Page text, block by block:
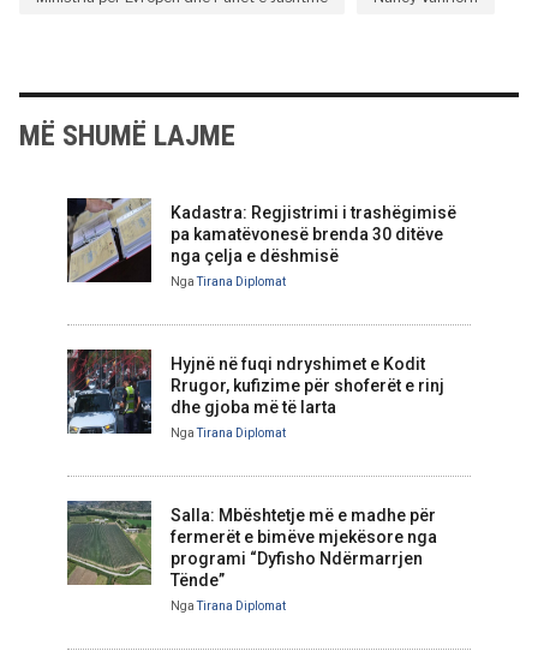
MË SHUMË LAJME
Kadastra: Regjistrimi i trashëgimisë
pa kamatëvonesë brenda 30 ditëve
nga çelja e dëshmisë
Nga Tirana Diplomat
Hyjnë në fuqi ndryshimet e Kodit
Rrugor, kufizime për shoferët e rinj
dhe gjoba më të larta
Nga Tirana Diplomat
Salla: Mbështetje më e madhe për
fermerët e bimëve mjekësore nga
programi “Dyfisho Ndërmarrjen
Tënde”
Nga Tirana Diplomat